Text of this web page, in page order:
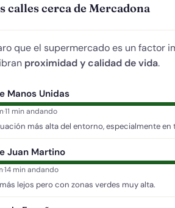
calles cerca de Mercadona
que el supermercado es un factor
proximidad y calidad de vida.
Manos Unidas
·11 min andando
más alta del entorno, especialmente en
Juan Martino
·14 min andando
lejos pero con zonas verdes muy alta.